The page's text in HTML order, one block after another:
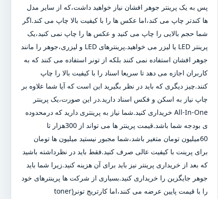
پس به یک پرینتر جوهر افشان نیاز خواهید داشت،که از سایر مدل
ها کندتر چاپ می کند،اما عکس ها را با کیفیت بالا چاپ می کند.اگر
شما حجم بالایی را چاپ می کنید و عکس ها را چاپ نمی کنید،یک
پرینتر LED یا لیزر می خواهید.پرینترهای LED و لیزری،جوهر را مانند
جوهر افشان استفاده نمی کنند بلکه از تونر استفاده می کنند که به
کاربران اجازه می دهد تا سریعا اسناد را با کیفیت بالا را چاپ
کنند.چیز دیگری که باید در نظر بگیرید این است که آیا شما علاوه بر
چاپ نیاز به اسکن و فکس اسناد دارید.در این صورت،یک پرینتر
All-In-One خریداری کنید.شما نیاز به پرینتری دارید که درمحدوده
ی بودجه شما باشد.قیمت پرینتر ها می تواند از 300هزار تا
60میلیون تومان متغیر باشد،شما مجبور نیستید میلیون ها تومان
برای پرینت با کیفیت عالی صرف کنید.فقط باید در نظرداشته باشید
که بعد از خریداری پرینتر نیز باید برای آن هزینه کنید.زیرا شما باید
جوهر جایگزین را خریداری کنید.بسیاری از شرکت ها پرینترهای خود
را با قیمت پایین عرضه می کنند،اما کارتریج تونر(toner